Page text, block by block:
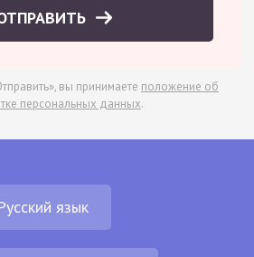
вы принимаете положение об
персональных данных.
язык